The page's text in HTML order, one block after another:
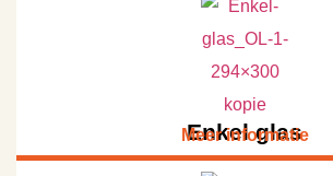
Enkel glas
Meer informatie